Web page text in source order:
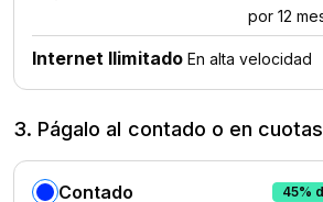
3. Págalo al contado o en cuotas